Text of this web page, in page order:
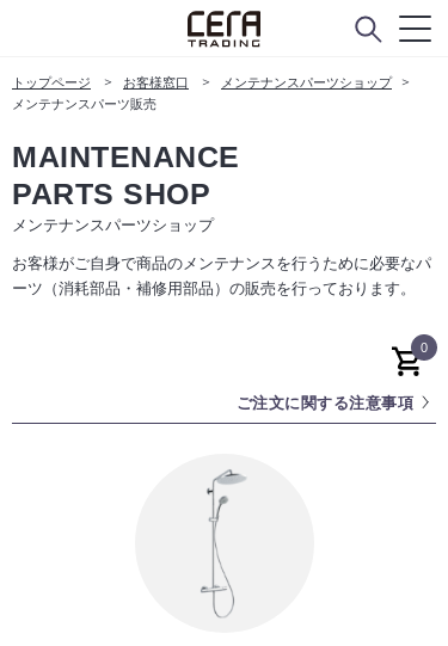
トップページ お客様窓口
メンテナンスパーツショップ
メンテナンスパーツ販売
MAINTENANCE
PARTS SHOP
メンテナンスパーツショップ
お客様がご自身で商品のメンテナンスを行うために必要なパ
ーツ（消耗部品・補修用部品）の販売を行っております。
0
ご注文に関する注意事項